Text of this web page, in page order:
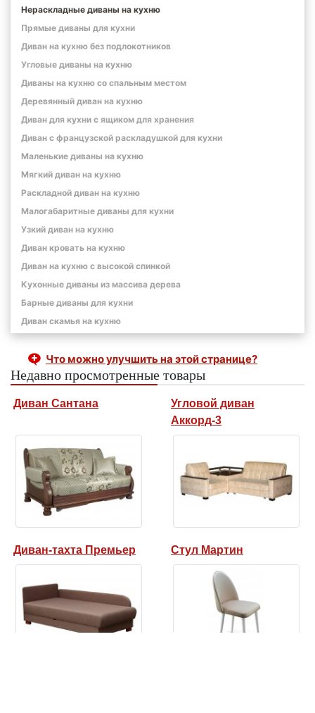
Нераскладные диваны на кухню
Прямые диваны для кухни
Диван на кухню без подлокотников
Угловые диваны на кухню
Диваны на кухню со спальным местом
Деревянный диван на кухню
Диван для кухни с ящиком для хранения
Диван с французской раскладушкой для кухни
Маленькие диваны на кухню
Мягкий диван на кухню
Раскладной диван на кухню
Малогабаритные диваны для кухни
Узкий диван на кухню
Диван кровать на кухню
Диван на кухню с высокой спинкой
Кухонные диваны из массива дерева
Барные диваны для кухни
Диван скамья на кухню
Что можно улучшить на этой странице?
Недавно просмотренные товары
Диван Сантана
Угловой диван
Аккорд-3
Диван-тахта Премьер Стул Мартин